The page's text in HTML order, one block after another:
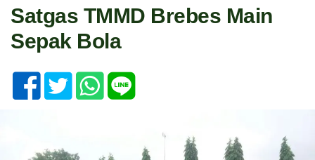
Satgas TMMD Brebes Main
Sepak Bola